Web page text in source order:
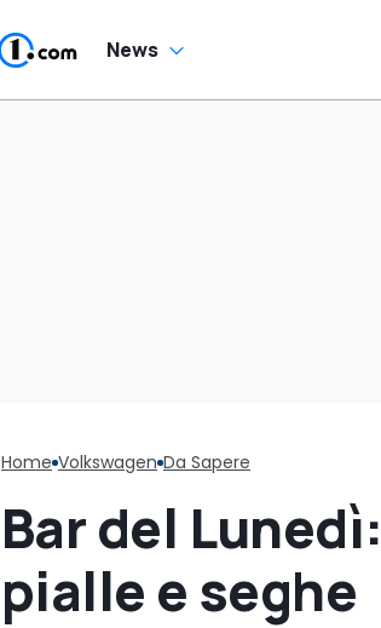
News
Home Volkswagen Da Sapere
Bar del
pialle e seghe